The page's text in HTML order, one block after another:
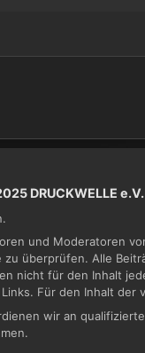
DRUCKWELLE
und Moderatoren
zu überprüfen. Alle
nicht für den Inhalt
Für den Inhalt der
wir an